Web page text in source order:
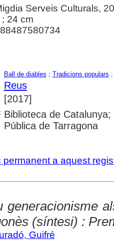
Serveis Culturals,
24 cm
Ball de diables ; Tradicions populars
Reus
[2017]
Biblioteca de
Pública de Tarragona
permanent a aquest
generacionisme
(síntesi) :
Guifré